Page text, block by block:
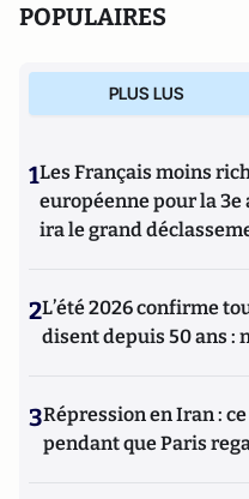
POPULAIRES
PLUS LUS
1Les Français moins
européenne pour la 3e
ira le grand
2L’été 2026 confirme
disent depuis 50 ans :
3Répression en Iran :
pendant que Paris